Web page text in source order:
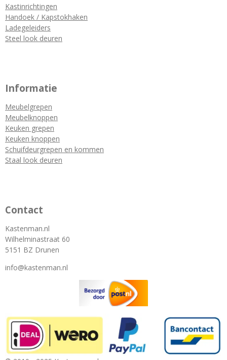
Kastinrichtingen
Handoek / Kapstokhaken
Ladegeleiders
Steel look deuren
Informatie
Meubelgrepen
Meubelknoppen
Keuken grepen
Keuken knoppen
Schuifdeurgrepen en kommen
Staal look deuren
Contact
Kastenman.nl
Wilhelminastraat 60
5151 BZ Drunen
info@kastenman.nl